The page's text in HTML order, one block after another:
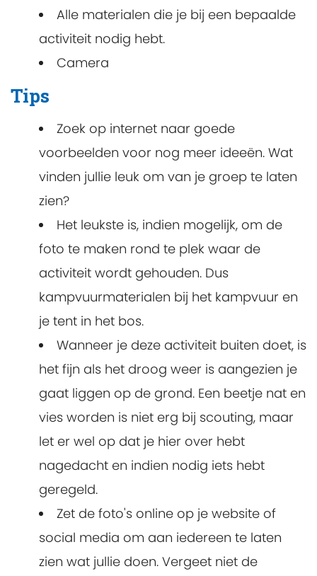
Alle materialen die je bij een bepaalde
activiteit nodig hebt.
Camera
Tips
Zoek op internet naar goede
voorbeelden voor nog meer ideeën. Wat
vinden jullie leuk om van je groep te laten
zien?
Het leukste is, indien mogelijk, om de
foto te maken rond te plek waar de
activiteit wordt gehouden. Dus
kampvuurmaterialen bij het kampvuur en
je tent in het bos.
Wanneer je deze activiteit buiten doet, is
het fijn als het droog weer is aangezien je
gaat liggen op de grond. Een beetje nat en
vies worden is niet erg bij scouting, maar
let er wel op dat je hier over hebt
nagedacht en indien nodig iets hebt
geregeld.
Zet de foto's online op je website of
social media om aan iedereen te laten
zien wat jullie doen. Vergeet niet de